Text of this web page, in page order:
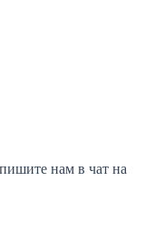
нам в чат на